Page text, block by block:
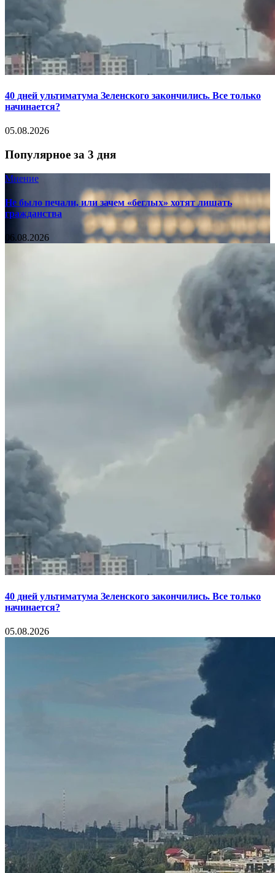
40 дней ультиматума Зеленского закончились. Все только
начинается?
05.08.2026
Популярное за 3 дня
Мнение
Не было печали, или зачем «беглых» хотят лишать
гражданства
06.08.2026
40 дней ультиматума Зеленского закончились. Все только
начинается?
05.08.2026